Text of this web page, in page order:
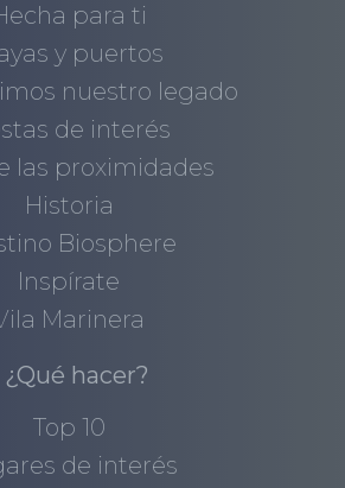
para ti
y puertos
nuestro legado
de interés
las proximidades
Historia
Biosphere
Inspírate
Marinera
¿Qué hacer?
Top 10
de interés